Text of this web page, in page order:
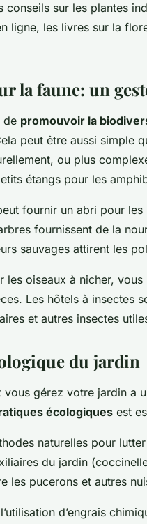
conseils sur les plantes
ligne, les livres sur la
la faune: un
de promouvoir la
peut être aussi simple
ou plus
étangs pour les
fournir un abri pour
fournissent de la
sauvages attirent les
les oiseaux à nicher,
Les hôtels à insectes
et autres insectes
du jardin
vous gérez votre jardin a
écologiques est
naturelles pour
du jardin
les pucerons et autres
d’engrais